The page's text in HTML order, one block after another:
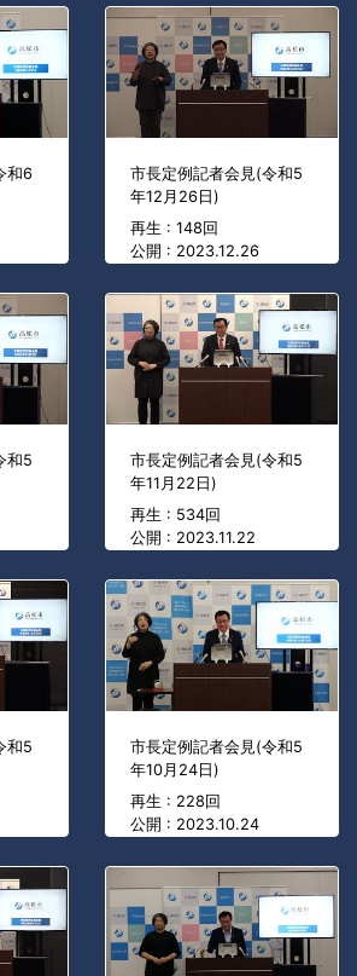
和6
市長定例記者会見(令和5
年12月26日)
再生 : 148回
公開 : 2023.12.26
和5
市長定例記者会見(令和5
年11月22日)
再生 : 534回
公開 : 2023.11.22
和5
市長定例記者会見(令和5
年10月24日)
再生 : 228回
公開 : 2023.10.24